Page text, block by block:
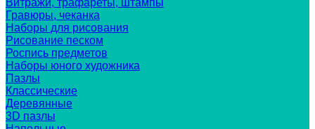
Витражи, трафареты, штампы
Гравюры, чеканка
Наборы для рисования
Рисование песком
Роспись предметов
Наборы юного художника
Пазлы
Классические
Деревянные
3D пазлы